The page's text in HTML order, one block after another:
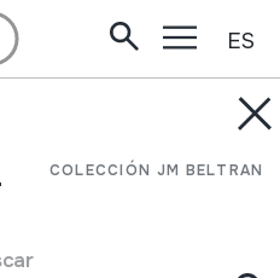
COLECCIÓN JM BELTRAN
ES
"Laja"; Ramon